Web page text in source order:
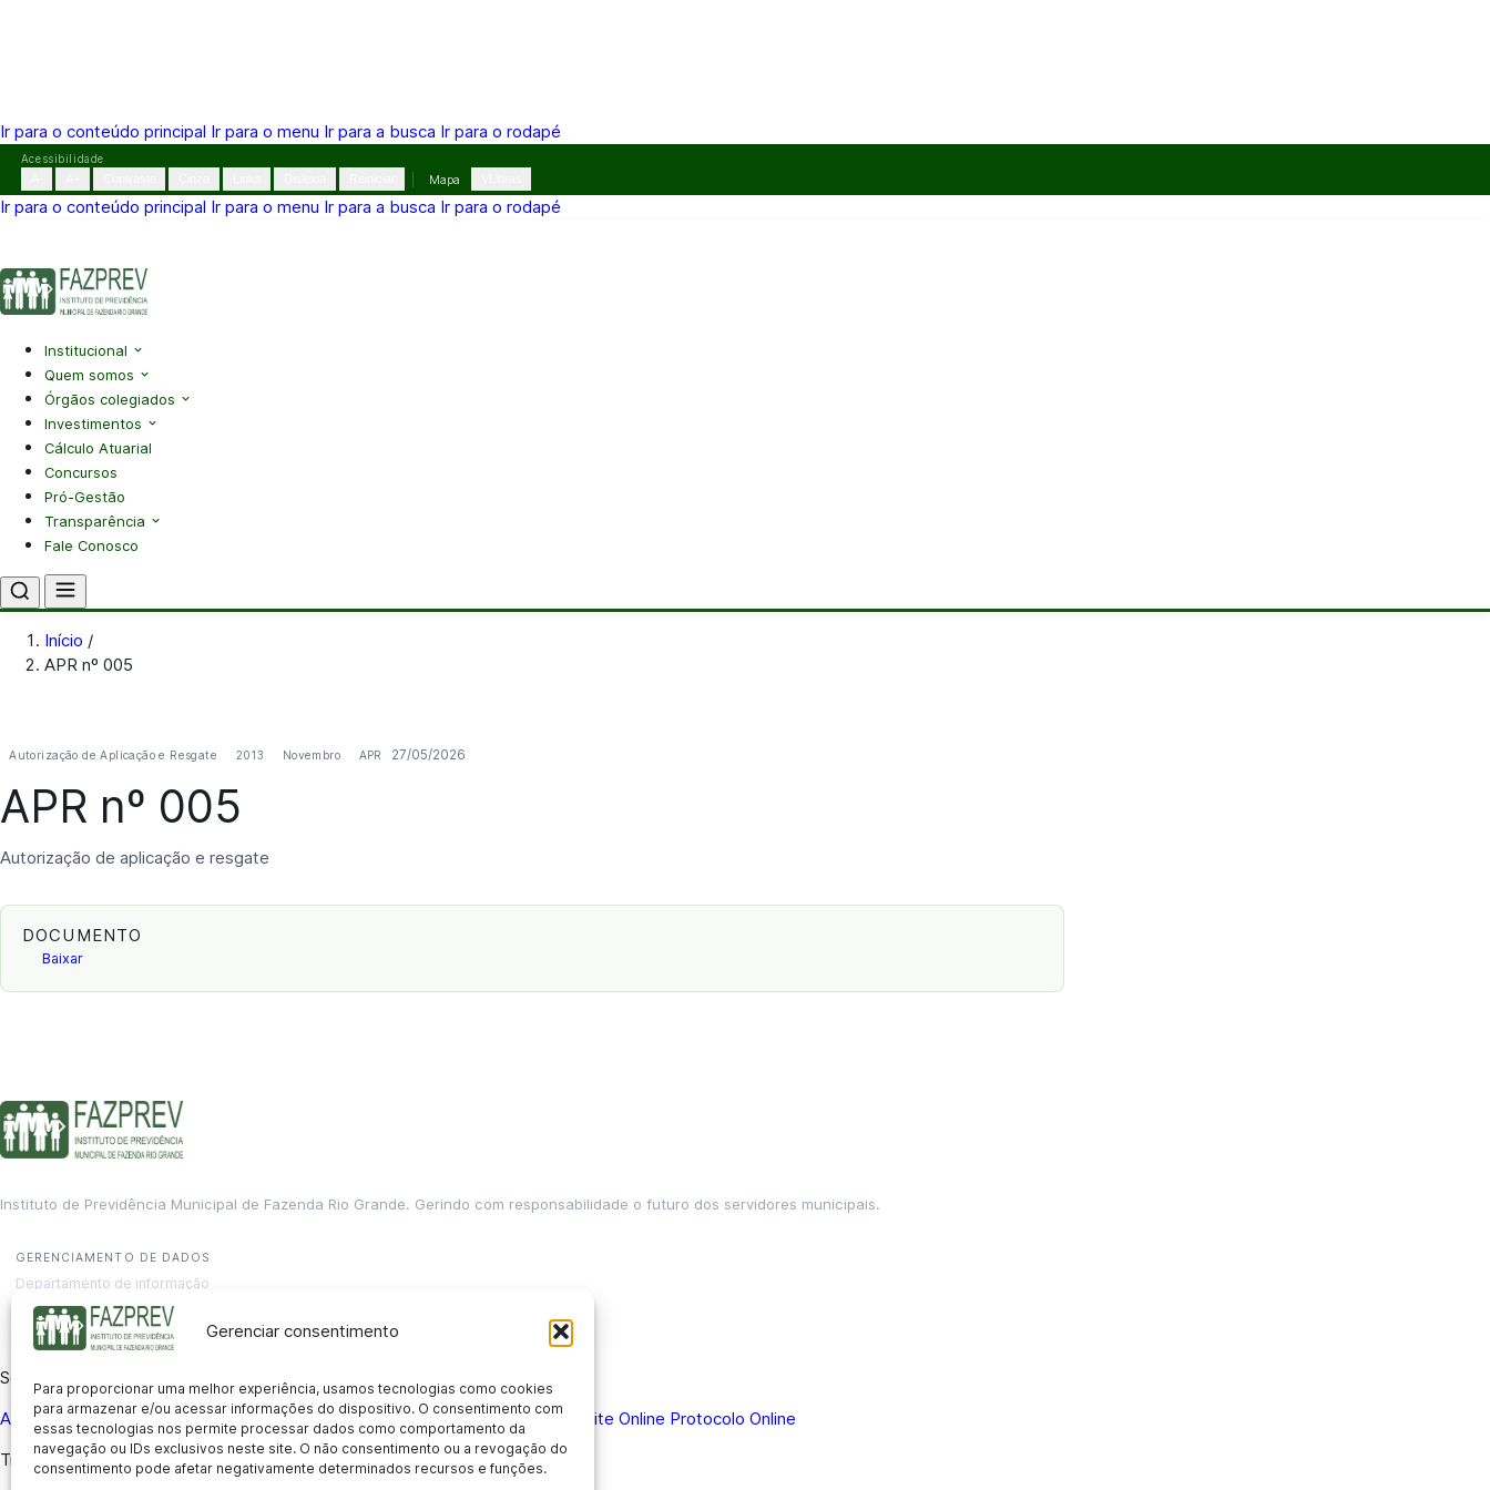
Gerenciar consentimento
Para proporcionar uma melhor experiência, usamos tecnologias como cookies
para armazenar e/ou acessar informações do dispositivo. O consentimento com
essas tecnologias nos permite processar dados como comportamento da
navegação ou IDs exclusivos neste site. O não consentimento ou a revogação do
consentimento pode afetar negativamente determinados recursos e funções.
Ir para o conteúdo principal Ir para o menu Ir para a busca Ir para o rodapé
Pular
o
Acessibilidade
Mapa
Ir para o conteúdo principal Ir para o menu Ir para a busca Ir para o rodapé
Institucional
Quem somos
Órgãos colegiados
Investimentos
Cálculo Atuarial
Concursos
Pró-Gestão
Transparência
Fale Conosco
Início /
APR nº 005
Autorização de Aplicação e Resgate 2013 Novembro APR 27/05/2026
APR nº 005
Autorização de aplicação e resgate
DOCUMENTO
Baixar
Instituto de Previdência Municipal de Fazenda Rio Grande. Gerindo com responsabilidade o futuro dos servidores municipais.
GERENCIAMENTO DE DADOS
Departamento de informação
contato@fazprev.pr.gov.br
(41) 3995-2146
Serviços
Aposentadoria Pensão por Morte Benefício por Invalidez Auxílio Doença Holerite Online Protocolo Online
Transparência